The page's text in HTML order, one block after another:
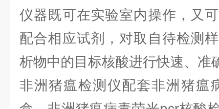
仪器既可在实验室内操作，又
配合相应试剂，对取自待检测
析物中的目标核酸进行快速、准
非洲猪瘟检测仪配套非洲猪瘟